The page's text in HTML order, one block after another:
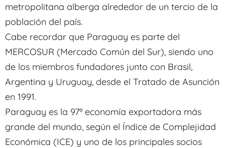
metropolitana alberga alrededor de un tercio de la
población del país.
Cabe recordar que Paraguay es parte del
MERCOSUR (Mercado Común del Sur), siendo uno
de los miembros fundadores junto con Brasil,
Argentina y Uruguay, desde el Tratado de Asunción
en 1991.
Paraguay es la 97ª economía exportadora más
grande del mundo, según el Índice de Complejidad
Económica (ICE) y uno de los principales socios